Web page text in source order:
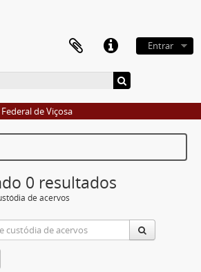
Entrar
de Viçosa
0 resultados
de acervos